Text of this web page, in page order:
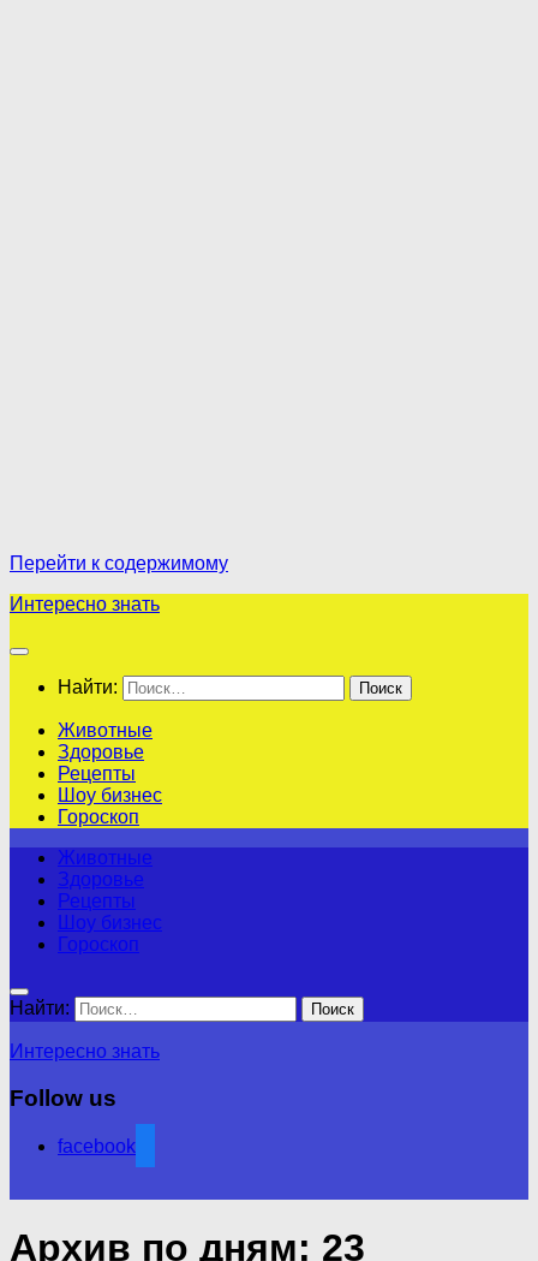
Перейти к содержимому
Интересно знать
Найти:
Животные
Здоровье
Рецепты
Шоу бизнес
Гороскоп
Животные
Здоровье
Рецепты
Шоу бизнес
Гороскоп
Найти:
Интересно знать
Follow us
facebook
Архив по дням: 23